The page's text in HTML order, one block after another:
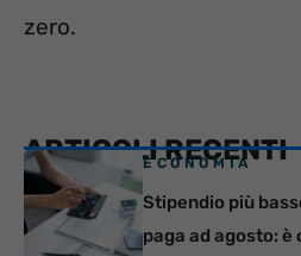
zero.
ARTICOLI RECENTI
ECONOMIA
Stipendio più
paga ad agosto: è